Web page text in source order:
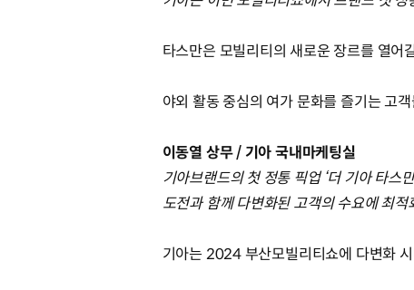
타스만은 모빌리티의 새로운 장르를 열어
야외 활동 중심의 여가 문화를 즐기는 고
이동열 상무 / 기아 국내마케팅실
기아브랜드의 첫 정통 픽업 ‘더 기아 타스
도전과 함께 다변화된 고객의 수요에 최
기아는 2024 부산모빌리티쇼에 다변화